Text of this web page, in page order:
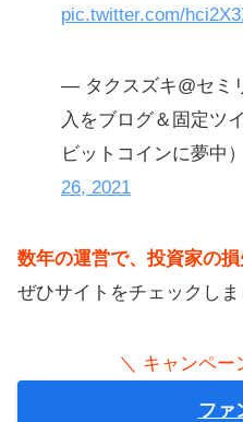
pic.twitter.com/
— タクスズキ@セミ
入をブログ＆固定ツ
ビットコインに夢中
26, 2021
数年の運営で、投資家の
ぜひサイトをチェックしま
＼ キャンペー
ファ